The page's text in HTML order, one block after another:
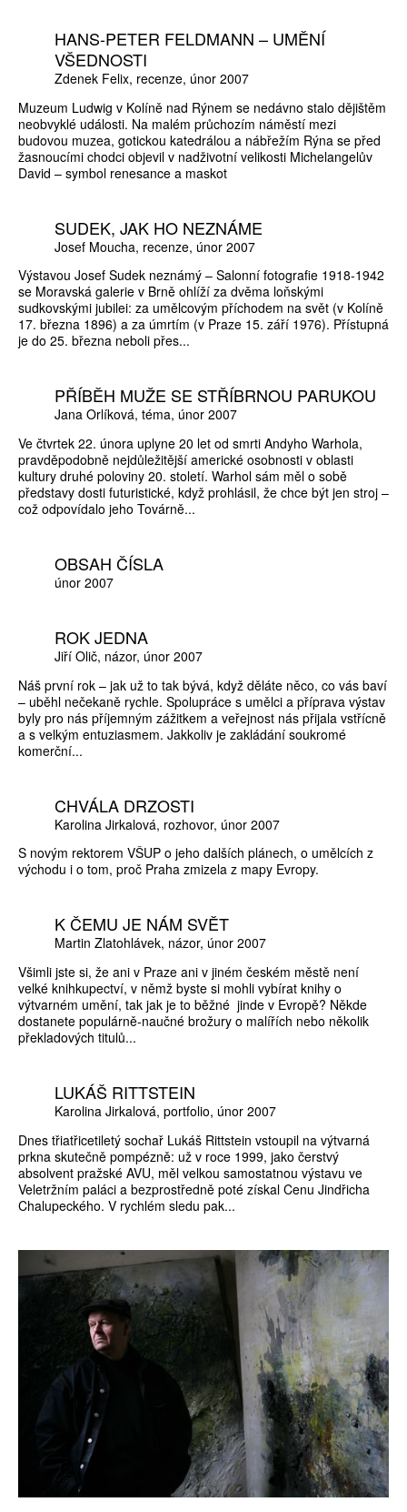
HANS-PETER FELDMANN – UMĚNÍ
VŠEDNOSTI
Zdenek Felix recenze únor 2007
Muzeum Ludwig v Kolíně nad Rýnem se nedávno stalo dějištěm
neobvyklé události. Na malém průchozím náměstí mezi
budovou muzea, gotickou katedrálou a nábřežím Rýna se před
žasnoucími chodci objevil v nadživotní velikosti Michelangelův
David – symbol renesance a maskot
SUDEK, JAK HO NEZNÁME
Josef Moucha recenze únor 2007
Výstavou Josef Sudek neznámý – Salonní fotografie 1918-1942
se Moravská galerie v Brně ohlíží za dvěma loňskými
sudkovskými jubilei: za umělcovým příchodem na svět (v Kolíně
17. března 1896) a za úmrtím (v Praze 15. září 1976). Přístupná
je do 25. března neboli přes...
PŘÍBĚH MUŽE SE STŘÍBRNOU PARUKOU
Jana Orlíková téma únor 2007
Ve čtvrtek 22. února uplyne 20 let od smrti Andyho Warhola,
pravděpodobně nejdůležitější americké osobnosti v oblasti
kultury druhé poloviny 20. století. Warhol sám měl o sobě
představy dosti futuristické, když prohlásil, že chce být jen stroj –
což odpovídalo jeho Továrně...
OBSAH ČÍSLA
únor 2007
ROK JEDNA
Jiří Olič názor únor 2007
Náš první rok – jak už to tak bývá, když děláte něco, co vás baví
– uběhl nečekaně rychle. Spolupráce s umělci a příprava výstav
byly pro nás příjemným zážitkem a veřejnost nás přijala vstřícně
a s velkým entuziasmem. Jakkoliv je zakládání soukromé
komerční...
CHVÁLA DRZOSTI
Karolina Jirkalová rozhovor únor 2007
S novým rektorem VŠUP o jeho dalších plánech, o umělcích z
východu i o tom, proč Praha zmizela z mapy Evropy.
K ČEMU JE NÁM SVĚT
Martin Zlatohlávek názor únor 2007
Všimli jste si, že ani v Praze ani v jiném českém městě není
velké knihkupectví, v němž byste si mohli vybírat knihy o
výtvarném umění, tak jak je to běžné jinde v Evropě? Někde
dostanete populárně-naučné brožury o malířích nebo několik
překladových titulů...
LUKÁŠ RITTSTEIN
Karolina Jirkalová portfolio únor 2007
Dnes třiatřicetiletý sochař Lukáš Rittstein vstoupil na výtvarná
prkna skutečně pompézně: už v roce 1999, jako čerstvý
absolvent pražské AVU, měl velkou samostatnou výstavu ve
Veletržním paláci a bezprostředně poté získal Cenu Jindřicha
Chalupeckého. V rychlém sledu pak...